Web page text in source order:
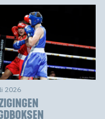
2026